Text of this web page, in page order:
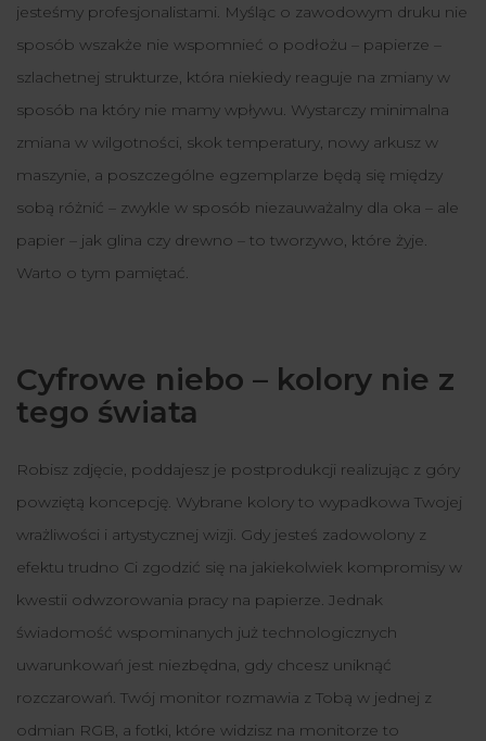
jesteśmy profesjonalistami. Myśląc o zawodowym druku nie
sposób wszakże nie wspomnieć o podłożu – papierze –
szlachetnej strukturze, która niekiedy reaguje na zmiany w
sposób na który nie mamy wpływu. Wystarczy minimalna
zmiana w wilgotności, skok temperatury, nowy arkusz w
maszynie, a poszczególne egzemplarze będą się między
sobą różnić – zwykle w sposób niezauważalny dla oka – ale
papier – jak glina czy drewno – to tworzywo, które żyje.
Warto o tym pamiętać.
Cyfrowe niebo – kolory nie z
tego świata
Robisz zdjęcie, poddajesz je postprodukcji realizując z góry
powziętą koncepcję. Wybrane kolory to wypadkowa Twojej
wrażliwości i artystycznej wizji. Gdy jesteś zadowolony z
efektu trudno Ci zgodzić się na jakiekolwiek kompromisy w
kwestii odwzorowania pracy na papierze. Jednak
świadomość wspominanych już technologicznych
uwarunkowań jest niezbędna, gdy chcesz uniknąć
rozczarowań. Twój monitor rozmawia z Tobą w jednej z
odmian RGB, a fotki, które widzisz na monitorze to